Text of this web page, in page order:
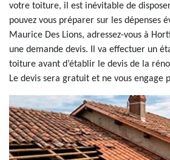
votre toiture, il est inévitable de disposer
pouvez vous préparer sur les dépenses
Maurice Des Lions, adressez-vous à
une demande devis. Il va effectuer un
toiture avant d’établir le devis de la
Le devis sera gratuit et ne vous engage